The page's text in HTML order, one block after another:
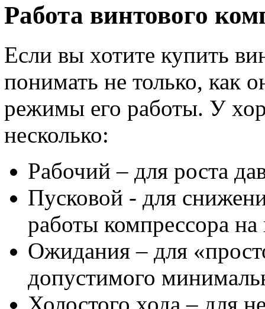
Работа винтового
Если вы хотите купить
понимать не только, как
режимы его работы. У
несколько:
Рабочий – для роста
Пусковой - для
работы компрессора на
Ожидания – для
допустимого
Холостого хода – для